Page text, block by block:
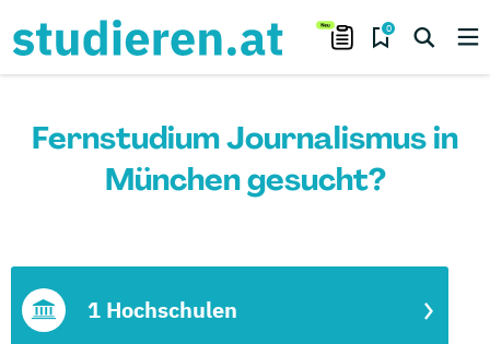
0
Fernstudium Journalismus in
München gesucht?
1 Hochschulen